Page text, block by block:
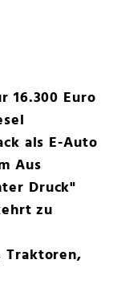
16.300 Euro
als E-Auto
Aus
Druck"
zu
Traktoren,